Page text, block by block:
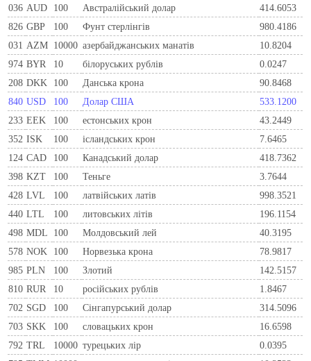
036 AUD 100 Австралійський долар
414.6053
826 GBP 100 Фунт стерлінгів
980.4186
031 AZM 10000 азербайджанських манатів
10.8204
974 BYR 10 білоруських рублів
0.0247
208 DKK 100 Данська крона
90.8468
840 USD 100 Долар США
533.1200
233 EEK 100 естонських крон
43.2449
352 ISK 100 ісландських крон
7.6465
124 CAD 100 Канадський долар
418.7362
398 KZT 100 Теньге
3.7644
428 LVL 100 латвійських латів
998.3521
440 LTL 100 литовських літів
196.1154
498 MDL 100 Молдовський лей
40.3195
578 NOK 100 Норвезька крона
78.9817
985 PLN 100 Злотий
142.5157
810 RUR 10 росiйських рублiв
1.8467
702 SGD 100 Сінгапурський долар
314.5096
703 SKK 100 словацьких крон
16.6598
792 TRL 10000 турецьких лір
0.0395